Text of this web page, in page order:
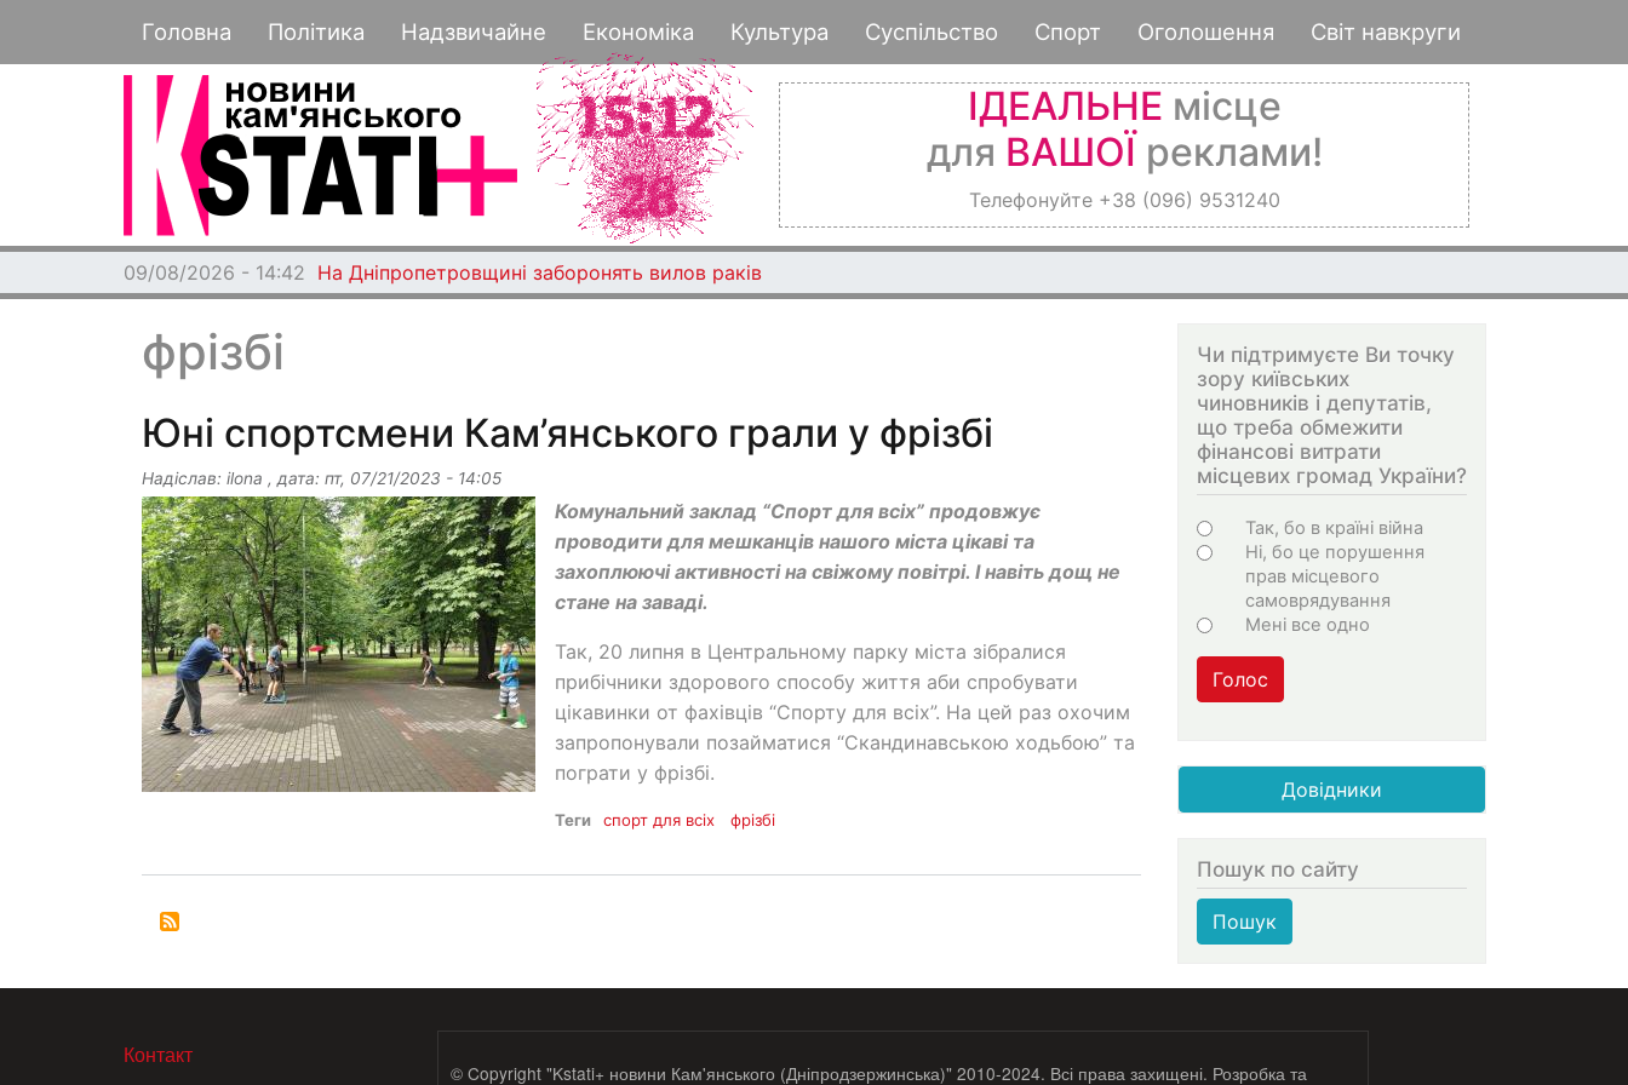
до
основного
Основная навигация
Головна Політика Надзвичайне Економіка Культура Суспільство Спорт Оголошення Світ навкруги
ІДЕАЛЬНЕ місце
для ВАШОЇ реклами!
Телефонуйте +38 (096) 9531240
09/08/2026 - 14:42 На Дніпропетровщині заборонять вилов раків
фрізбі
Юні спортсмени Кам’янського грали у фрізбі
Надіслав: ilona , дата: пт, 07/21/2023 - 14:05
Комунальний заклад “Спорт для всіх” продовжує
проводити для мешканців нашого міста цікаві та
захоплюючі активності на свіжому повітрі. І навіть дощ не
стане на заваді.
Так, 20 липня в Центральному парку міста зібралися
прибічники здорового способу життя аби спробувати
цікавинки от фахівців “Спорту для всіх”. На цей раз охочим
запропонували позайматися “Скандинавською ходьбою” та
пограти у фрізбі.
Теги спорт для всіх фрізбі
Чи підтримуєте Ви точку
зору київських
чиновників і депутатів,
що треба обмежити
фінансові витрати
місцевих громад України?
Варіанти
Так, бо в країні війна
Ні, бо це порушення
прав місцевого
самоврядування
Мені все одно
Голос
Довідники
Пошук по сайту
Пошук
МЕНЮ В ПОДВАЛЕ
Контакт
© Copyright "Kstati+ новини Кам'янського (Дніпродзержинська)" 2010-2024. Всі права захищені. Розробка та